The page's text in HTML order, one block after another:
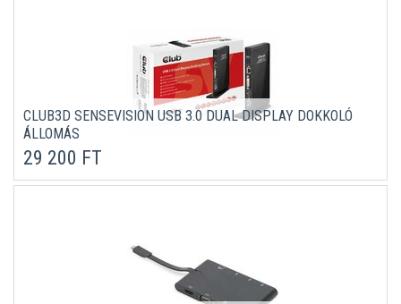
CLUB3D SENSEVISION USB 3.0 DUAL DISPLAY DOKKOLÓ
ÁLLOMÁS
29 200 FT